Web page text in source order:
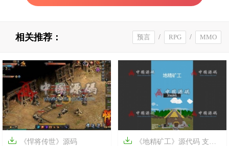
相关推荐： MMO
/
RPG
/
预言

《悍将传世》源码

《地精矿工》源代码 支持